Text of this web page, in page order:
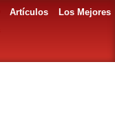
Artículos
Los Mejores